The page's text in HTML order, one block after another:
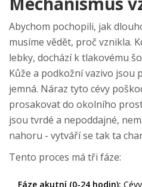
Abychom pochopili, jak
musíme vědět, proč vznikla.
lebky, dochází k tlakovému
Kůže a podkožní vazivo jsou
jemná. Náraz tyto cévy
prosakovat do okolního
jsou tvrdé a nepoddajné,
nahoru - vytváří se tak ta
Tento proces má tři fáze:
Fáze akutní (0-24 hodin):